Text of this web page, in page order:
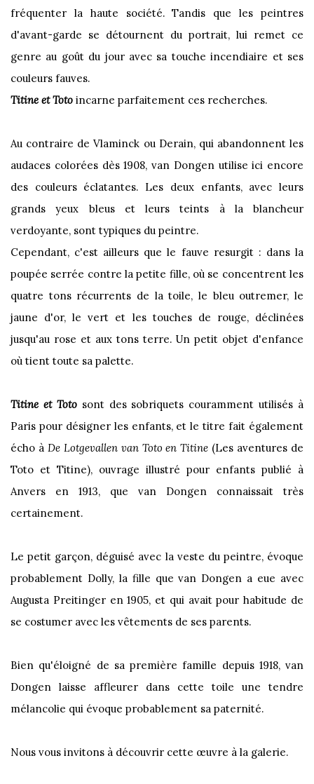
fréquenter la haute société. Tandis que les peintres
d'avant-garde se détournent du portrait, lui remet ce
genre au goût du jour avec sa touche incendiaire et ses
couleurs fauves.
Titine et Toto incarne parfaitement ces recherches.
Au contraire de Vlaminck ou Derain, qui abandonnent les
audaces colorées dès 1908, van Dongen utilise ici encore
des couleurs éclatantes. Les deux enfants, avec leurs
grands yeux bleus et leurs teints à la blancheur
verdoyante, sont typiques du peintre.
Cependant, c'est ailleurs que le fauve resurgit : dans la
poupée serrée contre la petite fille, où se concentrent les
quatre tons récurrents de la toile, le bleu outremer, le
jaune d'or, le vert et les touches de rouge, déclinées
jusqu'au rose et aux tons terre. Un petit objet d'enfance
où tient toute sa palette.
Titine et Totosont des sobriquets couramment utilisés à
Paris pour désigner les enfants, et le titre fait également
écho à De Lotgevallen van Toto en Titine (Les aventures de
Toto et Titine), ouvrage illustré pour enfants publié à
Anvers en 1913, que van Dongen connaissait très
certainement.
Le petit garçon, déguisé avec la veste du peintre, évoque
probablement Dolly, la fille que van Dongen a eue avec
Augusta Preitinger en 1905, et qui avait pour habitude de
se costumer avec les vêtements de ses parents.
Bien qu'éloigné de sa première famille depuis 1918, van
Dongen laisse affleurer dans cette toile une tendre
mélancolie qui évoque probablement sa paternité.
Nous vous invitons à découvrir cette œuvre à la galerie.